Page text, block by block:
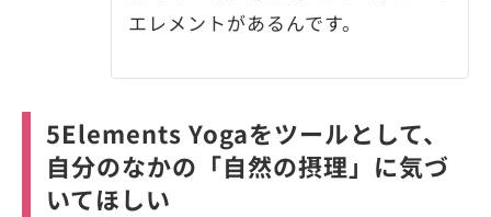
エレメントがあるんです。
5Elements Yogaをツールとして、
自分のなかの「自然の摂理」に気づ
いてほしい